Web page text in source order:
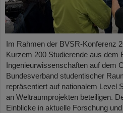
Im Rahmen der BVSR-Konferenz
Kurzem 200 Studierende aus dem
Ingenieurwissenschaften auf dem
Bundesverband studentischer
repräsentiert auf nationalem Level
an Weltraumprojekten beteiligen.
Einblicke in aktuelle Forschung